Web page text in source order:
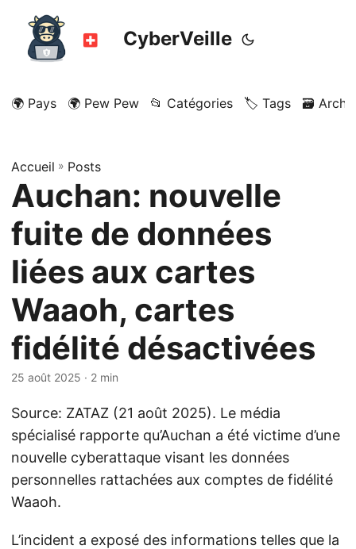
CyberVeille
🌍 Pays 🌍 Pew Pew 📂 Catégories 🏷️ Tags 🗃️
Accueil » Posts
Auchan: nouvelle
fuite de données
liées aux cartes
Waaoh, cartes
fidélité désactivées
25 août 2025 · 2 min
Source: ZATAZ (21 août 2025). Le média
spécialisé rapporte qu’Auchan a été victime d’une
nouvelle cyberattaque visant les données
personnelles rattachées aux comptes de fidélité
Waaoh.
L’incident a exposé des informations telles que la